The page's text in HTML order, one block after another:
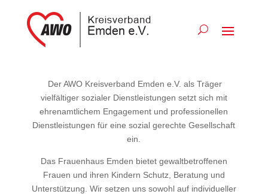
Der AWO Kreisverband Emden e.V. als Träger
vielfältiger sozialer Dienstleistungen setzt sich mit
ehrenamtlichem Engagement und professionellen
Dienstleistungen für eine sozial gerechte Gesellschaft
ein.
Das Frauenhaus Emden bietet gewaltbetroffenen
Frauen und ihren Kindern Schutz, Beratung und
Unterstützung. Wir setzen uns sowohl auf individueller